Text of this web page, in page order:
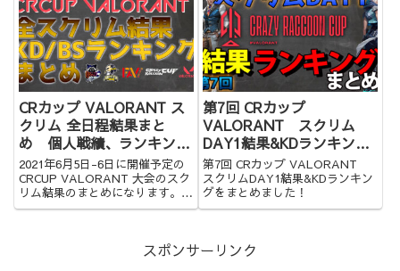
CRカップ VALORANT ス
クリム 全日程結果まと
め 個人戦績、ランキング
あり
2021年6月5日-6日に開催予定の
CRCUP VALORANT 大会のスク
リム結果のまとめになります。ラ
ンキングや個人戦績もあるので是
第7回 CRカップ
VALORANT スクリム
DAY1結果&KDランキング
まとめ
第7回 CRカップ VALORANT
スクリムDAY1結果&KDランキン
グをまとめました！
スポンサーリンク